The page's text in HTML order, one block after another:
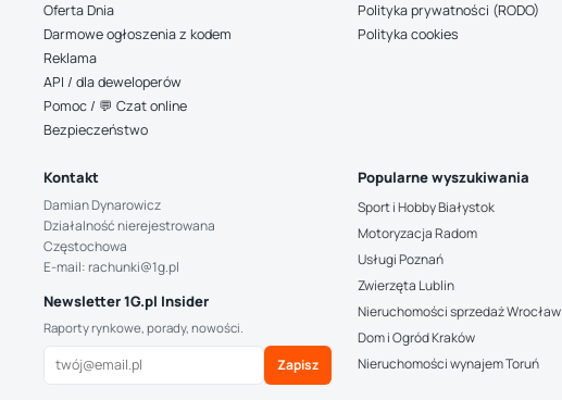
Oferta Dnia
Darmowe ogłoszenia z kodem
Reklama
API / dla deweloperów
Pomoc / 💬 Czat online
Bezpieczeństwo
Polityka prywatności (RODO)
Polityka cookies
Kontakt
Damian Dynarowicz
Działalność nierejestrowana
Częstochowa
E-mail: rachunki@1g.pl
Newsletter 1G.pl Insider
Raporty rynkowe, porady, nowości.
Zapisz
Popularne wyszukiwania
Sport i Hobby Białystok
Motoryzacja Radom
Usługi Poznań
Zwierzęta Lublin
Nieruchomości sprzedaż Wrocław
Dom i Ogród Kraków
Nieruchomości wynajem Toruń